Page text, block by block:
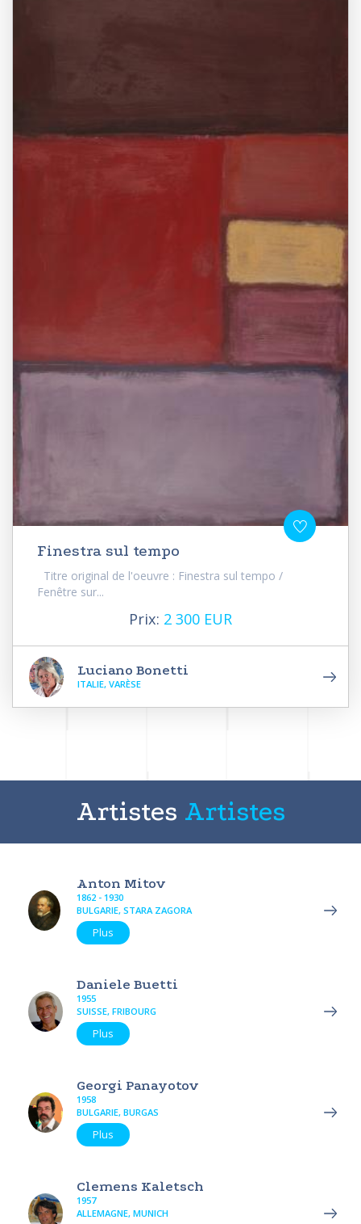
Finestra sul tempo
Titre original de l'oeuvre : Finestra sul tempo /
Fenêtre sur...
Prix: 2 300 EUR
Luciano Bonetti
ITALIE, VARÈSE
Artistes Artistes
Anton Mitov
1862 - 1930
BULGARIE, STARA ZAGORA
Plus
Daniele Buetti
1955
SUISSE, FRIBOURG
Plus
Georgi Panayotov
1958
BULGARIE, BURGAS
Plus
Clemens Kaletsch
1957
ALLEMAGNE, MUNICH